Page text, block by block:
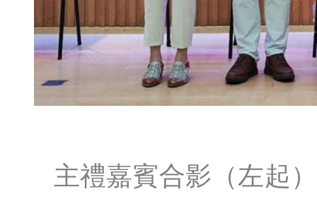
主禮嘉賓合影（左起